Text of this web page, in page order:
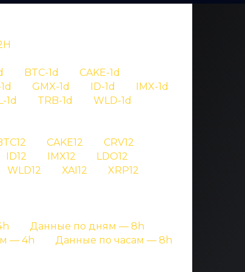
BTC-1d
CAKE-1d
GMX-1d ID-1d
IMX-1d
1d TRB-1d
WLD-1d
CAKE12
CRV12
ID12 IMX12
LDO12
WLD12 XAI12
XRP12
Данные по дням — 8h
— 4h
Данные по часам — 8h
подробными данными